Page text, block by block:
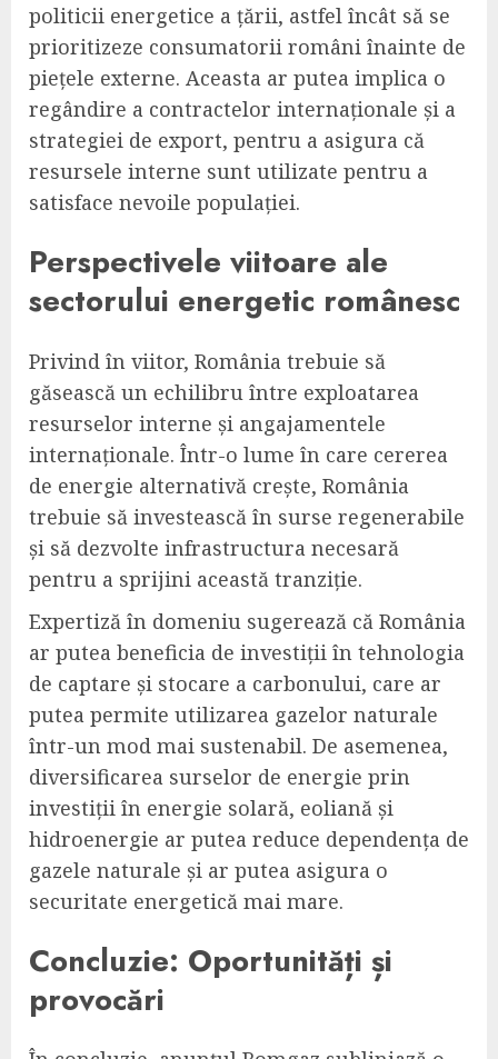
politicii energetice a țării, astfel încât să se
prioritizeze consumatorii români înainte de
piețele externe. Aceasta ar putea implica o
regândire a contractelor internaționale și a
strategiei de export, pentru a asigura că
resursele interne sunt utilizate pentru a
satisface nevoile populației.
Perspectivele viitoare ale
sectorului energetic românesc
Privind în viitor, România trebuie să
găsească un echilibru între exploatarea
resurselor interne și angajamentele
internaționale. Într-o lume în care cererea
de energie alternativă crește, România
trebuie să investească în surse regenerabile
și să dezvolte infrastructura necesară
pentru a sprijini această tranziție.
Expertiză în domeniu sugerează că România
ar putea beneficia de investiții în tehnologia
de captare și stocare a carbonului, care ar
putea permite utilizarea gazelor naturale
într-un mod mai sustenabil. De asemenea,
diversificarea surselor de energie prin
investiții în energie solară, eoliană și
hidroenergie ar putea reduce dependența de
gazele naturale și ar putea asigura o
securitate energetică mai mare.
Concluzie: Oportunități și
provocări